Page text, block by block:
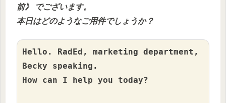
前》 でございます。
本日はどのようなご用件でしょうか？
Hello. RadEd, marketing department,
Becky speaking.
How can I help you today?